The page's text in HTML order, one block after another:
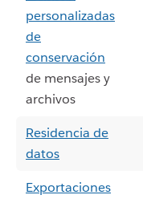
personalizadas
de
conservación
de mensajes y
archivos
Residencia de
datos
Exportaciones